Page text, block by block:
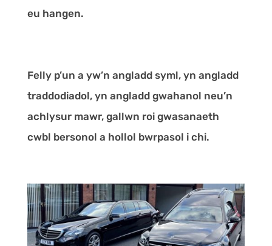
eu hangen.
Felly p’un a yw’n angladd syml, yn angladd
traddodiadol, yn angladd gwahanol neu’n
achlysur mawr, gallwn roi gwasanaeth
cwbl bersonol a hollol bwrpasol i chi.